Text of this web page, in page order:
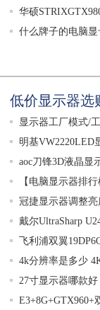
华硕
什么牌子的电脑
低价显示器选
显示器工厂模式/
明基VW2220LED
aoc刀锋3D液晶显
【电脑显示器排
冠捷显示器调整
戴尔UltraSharp
飞利浦双翼
4k分辨率是多少
27寸显示器哪款